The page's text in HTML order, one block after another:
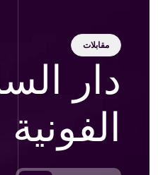
مقابلات
دار
الفونية